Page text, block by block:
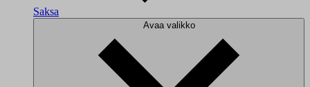
Saksa
Avaa valikko